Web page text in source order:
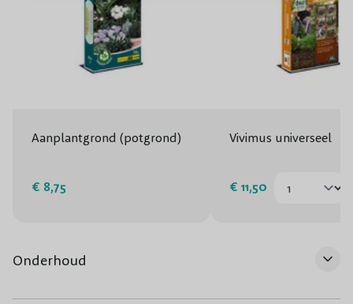
Aanplantgrond (potgrond)
€ 8,75
Vivimus universeel
€ 11,50
Onderhoud